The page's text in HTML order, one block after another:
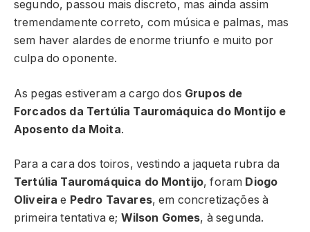
segundo, passou mais discreto, mas ainda assim
tremendamente correto, com música e palmas, mas
sem haver alardes de enorme triunfo e muito por
culpa do oponente.
As pegas estiveram a cargo dos Grupos de
Forcados da Tertúlia Tauromáquica do Montijo e
Aposento da Moita.
Para a cara dos toiros, vestindo a jaqueta rubra da
Tertúlia Tauromáquica do Montijo, foram Diogo
Oliveira e Pedro Tavares, em concretizações à
primeira tentativa e; Wilson Gomes, à segunda.